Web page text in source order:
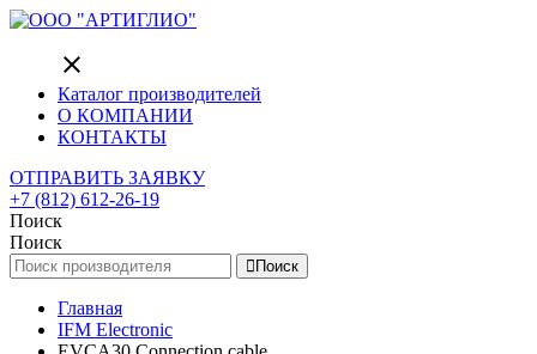
close
Каталог производителей
О КОМПАНИИ
КОНТАКТЫ
ОТПРАВИТЬ ЗАЯВКУ
+7 (812) 612-26-19
Поиск
Поиск
Поиск
Главная
IFM Electronic